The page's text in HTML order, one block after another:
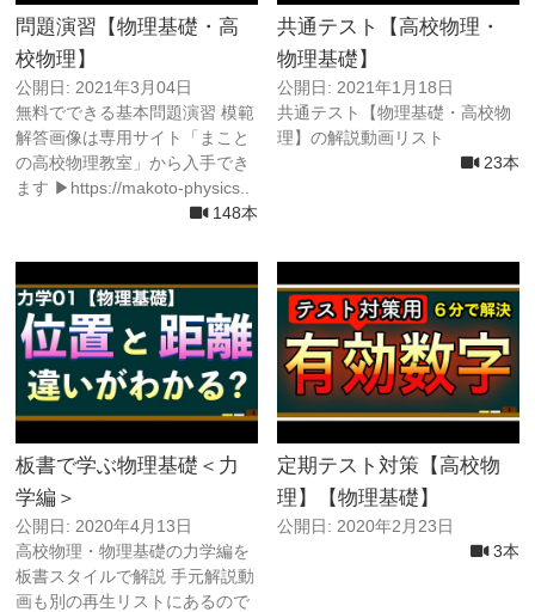
問題演習【物理基礎・高
校物理】
公開日: 2021年3月04日
無料でできる基本問題演習 模範
解答画像は専用サイト「まこと
の高校物理教室」から入手でき
ます ▶https://makoto-physics..
148本
共通テスト【高校物理・
物理基礎】
公開日: 2021年1月18日
共通テスト【物理基礎・高校物
理】の解説動画リスト
23本
板書で学ぶ物理基礎＜力
学編＞
公開日: 2020年4月13日
高校物理・物理基礎の力学編を
板書スタイルで解説 手元解説動
画も別の再生リストにあるので
定期テスト対策【高校物
理】【物理基礎】
公開日: 2020年2月23日
3本